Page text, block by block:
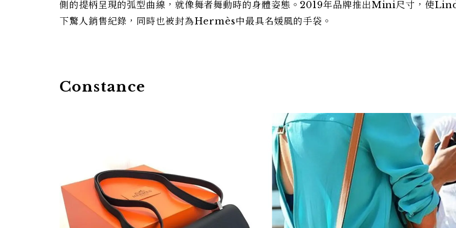
側的提柄呈現的弧型曲線，就像舞者舞動時的身體姿態。2019年品牌推出Mini尺寸，使
下驚人銷售紀錄，同時也被封為Hermès中最具名媛風的手袋。
Constance